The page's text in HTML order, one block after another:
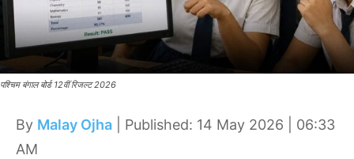
पश्चिम बंगाल बोर्ड 12वीं रिजल्ट 2026
By Malay Ojha | Published: 14 May 2026 | 06:33
AM